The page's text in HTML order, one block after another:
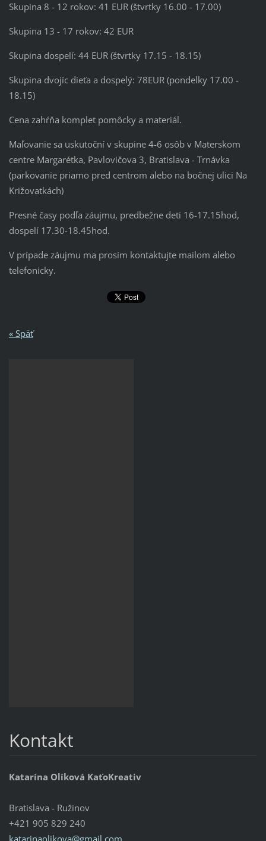
Skupina 8 - 12 rokov: 41 EUR (štvrtky 16.00 - 17.00)
Skupina 13 - 17 rokov: 42 EUR
Skupina dospelí: 44 EUR (štvrtky 17.15 - 18.15)
Skupina dvojíc dieťa a dospelý: 78EUR (pondelky 17.00 -
18.15)
Cena zahŕňa komplet pomôcky a materiál.
Maľovanie sa uskutoční v skupine 4-6 osôb v Materskom
centre Margarétka, Pavlovičova 3, Bratislava - Trnávka
(parkovanie priamo pred centrom alebo na bočnej ulici Na
Križovatkách)
Presné časy podľa záujmu, predbežne deti 16-17.15hod,
dospelí 17.30-18.45hod.
V prípade záujmu ma prosím kontaktujte mailom alebo
telefonicky.
« Späť
Kontakt
Katarína Olíková KaťoKreativ
Bratislava - Ružinov
+421 905 829 240